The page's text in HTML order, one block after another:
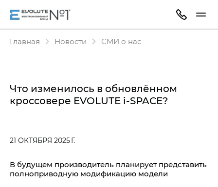
Главная Новости СМИ о нас
Что изменилось в обновлённом
кроссовере EVOLUTE i‑SPACE?
21 ОКТЯБРЯ 2025 Г.
В будущем производитель планирует представить
полноприводную модификацию модели